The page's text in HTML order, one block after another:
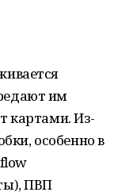
им
картами. Из-
особенно в
ПВП